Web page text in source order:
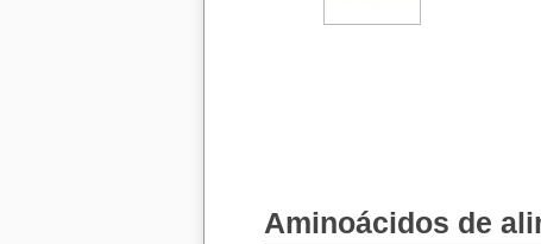
Aminoácidos de